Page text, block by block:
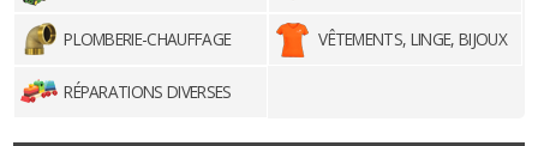
PLOMBERIE-CHAUFFAGE VÊTEMENTS, LINGE, BIJOUX
RÉPARATIONS DIVERSES